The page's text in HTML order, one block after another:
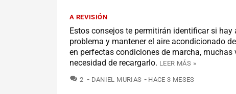
A REVISIÓN
Estos consejos te permitirán identificar si hay
problema y mantener el aire acondicionado
en perfectas condiciones de marcha, muchas
necesidad de recargarlo. LEER MÁS »
2 COMENTARIOS
DANIEL MURIAS HACE 3 MESES